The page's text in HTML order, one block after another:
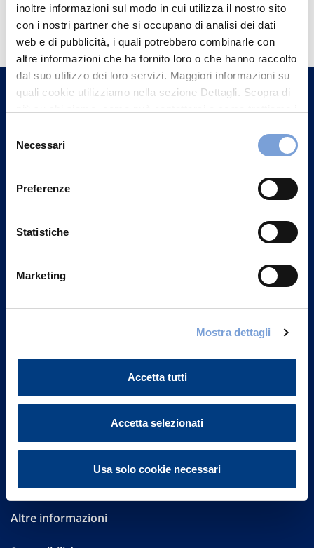
inoltre informazioni sul modo in cui utilizza il nostro sito
con i nostri partner che si occupano di analisi dei dati
web e di pubblicità, i quali potrebbero combinarle con
altre informazioni che ha fornito loro o che hanno raccolto
dal suo utilizzo dei loro servizi. Maggiori informazioni su
quali cookie utilizziamo nella sezione Dettagli. Scopra di
può trovare nel footer del sito nella sezione "Informativa
delNecessari
Preferenze
Statistiche
Marketing
Mostra dettagli
Accetta tutti
Accetta selezionati
Usa solo cookie necessari
Hai bisogno di
informazioni?
Trova l'Agenzia più vicina a te e parla con
un nostro Agente.
Contattaci
Governance
Investor Relations
Altre informazioni